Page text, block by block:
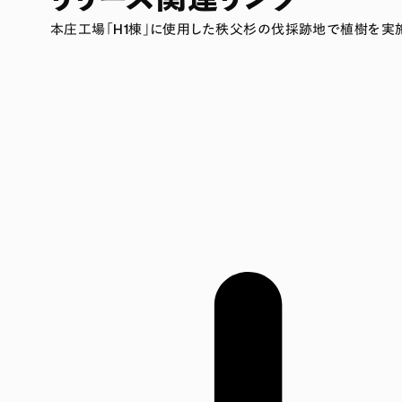
本庄工場「H1棟」に使用した秩父杉の伐採跡地で植樹を実